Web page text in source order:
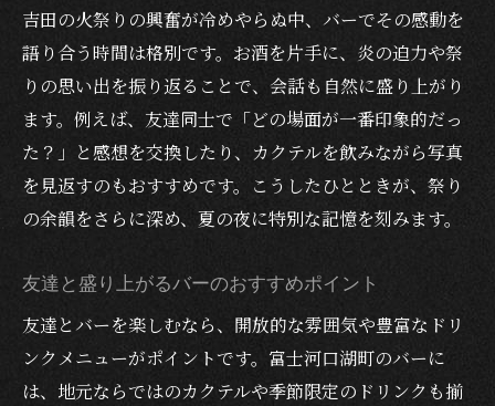
吉田の火祭りの興奮が冷めやらぬ中、バーでその感動を
語り合う時間は格別です。お酒を片手に、炎の迫力や祭
りの思い出を振り返ることで、会話も自然に盛り上がり
ます。例えば、友達同士で「どの場面が一番印象的だっ
た？」と感想を交換したり、カクテルを飲みながら写真
を見返すのもおすすめです。こうしたひとときが、祭り
の余韻をさらに深め、夏の夜に特別な記憶を刻みます。
友達と盛り上がるバーのおすすめポイント
友達とバーを楽しむなら、開放的な雰囲気や豊富なドリ
ンクメニューがポイントです。富士河口湖町のバーに
は、地元ならではのカクテルや季節限定のドリンクも揃